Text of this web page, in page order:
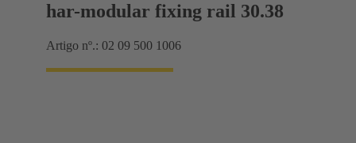
har-modular fixing rail 30.38
Artigo nº.: 02 09 500 1006